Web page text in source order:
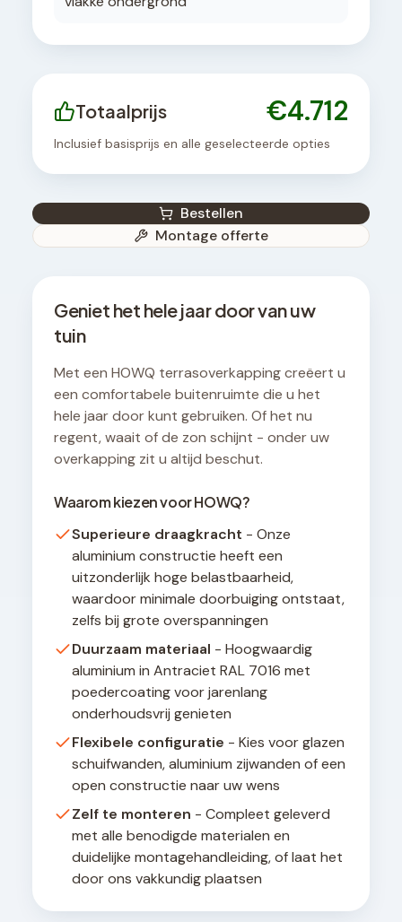
Totaalprijs €4.712
Inclusief basisprijs en alle geselecteerde opties
Bestellen
Montage offerte
Geniet het hele jaar door van uw
tuin
Met een HOWQ terrasoverkapping creëert u
een comfortabele buitenruimte die u het
hele jaar door kunt gebruiken. Of het nu
regent, waait of de zon schijnt - onder uw
overkapping zit u altijd beschut.
Waarom kiezen voor HOWQ?
Superieure draagkracht - Onze
aluminium constructie heeft een
uitzonderlijk hoge belastbaarheid,
waardoor minimale doorbuiging ontstaat,
zelfs bij grote overspanningen
Duurzaam materiaal - Hoogwaardig
aluminium in Antraciet RAL 7016 met
poedercoating voor jarenlang
onderhoudsvrij genieten
Flexibele configuratie - Kies voor glazen
schuifwanden, aluminium zijwanden of een
open constructie naar uw wens
Zelf te monteren - Compleet geleverd
met alle benodigde materialen en
duidelijke montagehandleiding, of laat het
door ons vakkundig plaatsen